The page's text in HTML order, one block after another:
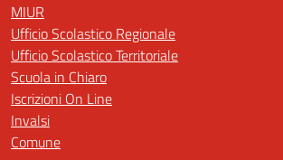
MIUR
Ufficio Scolastico Regionale
Ufficio Scolastico Territoriale
Scuola in Chiaro
Iscrizioni On Line
Invalsi
Comune